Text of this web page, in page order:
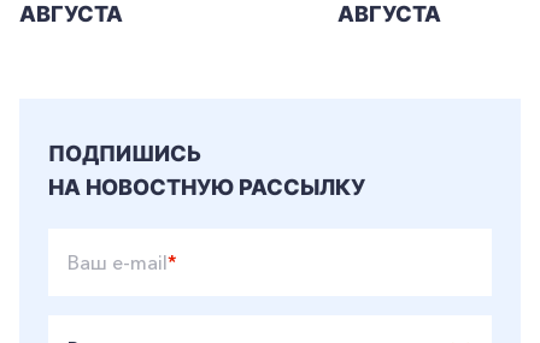
АВГУСТА
АВГУСТА
ПОДПИШИСЬ
НА НОВОСТНУЮ РАССЫЛКУ
Ваш e-mail*